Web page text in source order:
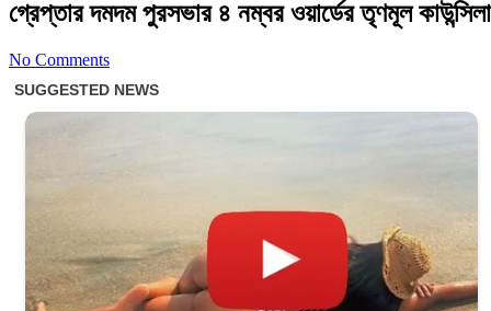
গ্রেপ্তার দমদম পুরসভার ৪ নম্বর ওয়ার্ডের তৃণমূল
No Comments